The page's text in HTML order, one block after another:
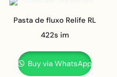
Pasta de fluxo Relife RL
422s im
Buy via WhatsApp